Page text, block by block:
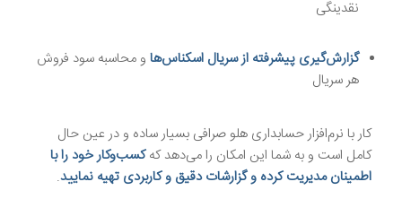
نقدینگی
گزارش‌گیری پیشرفته از سریال اسکناس‌هاو محاسبه سود فروش
هر سریال
کار با نرم‌افزار حسابداری هلو صرافی بسیار ساده و در عین حال
کامل است و به شما این امکان را می‌دهد کهکسب‌وکار خود را با
اطمینان مدیریت کرده و گزارشات دقیق و کاربردی تهیه نمایید.